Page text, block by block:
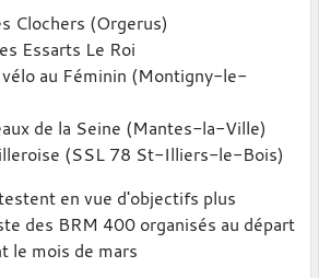
Clochers (Orgerus)
Essarts Le Roi
au Féminin (Montigny-le-
de la Seine (Mantes-la-Ville)
(SSL 78 St-Illiers-le-Bois)
en vue d'objectifs plus
des BRM 400 organisés au départ
le mois de mars